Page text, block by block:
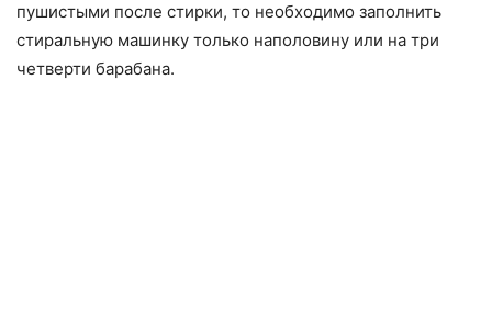
пушистыми после стирки, то необходимо заполнить
стиральную машинку только наполовину или на три
четверти барабана.